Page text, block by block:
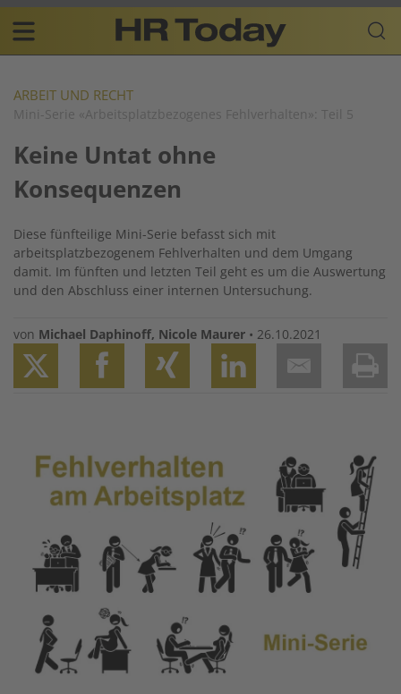
Skip
content
Plattform
für
Resources
navigation
DE
ARBEIT UND RECHT
Mini-Serie «Arbeitsplatzbezogenes Fehlverhalten»: Teil 5
Keine Untat ohne
Konsequenzen
Diese fünfteilige Mini-Serie befasst sich mit
arbeitsplatzbezogenem Fehlverhalten und dem Umgang
damit. Im fünften und letzten Teil geht es um die Auswertung
und den Abschluss einer internen Untersuchung.
von Michael Daphinoff, Nicole Maurer • 26.10.2021